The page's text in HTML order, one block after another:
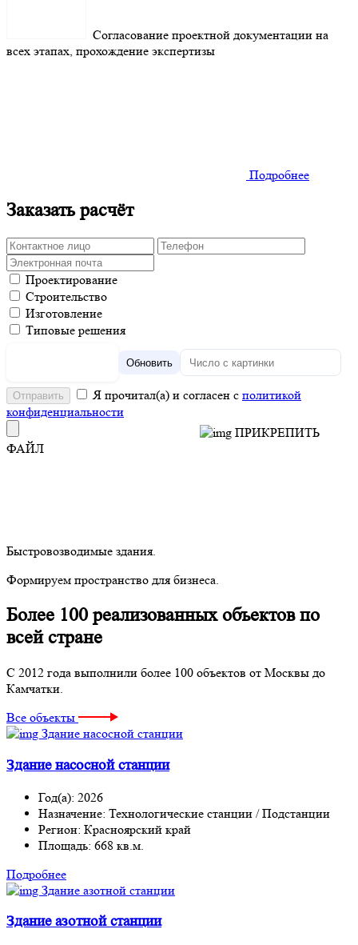
Согласование проектной документации на
всех этапах, прохождение экспертизы
Подробнее
Заказать расчёт
Проектирование
Строительство
Изготовление
Типовые решения
Обновить
Я прочитал(а) и согласен с политикой
конфиденциальности
ПРИКРЕПИТЬ
ФАЙЛ
Быстровозводимые здания.
Формируем пространство для бизнеса.
Более 100 реализованных объектов по
всей стране
С 2012 года выполнили более 100 объектов от Москвы до
Камчатки.
Все объекты
Здание насосной станции
Год(а): 2026
Назначение: Технологические станции / Подстанции
Регион: Красноярский край
Площадь: 668 кв.м.
Подробнее
Здание азотной станции